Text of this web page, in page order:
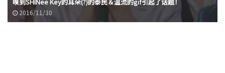
2016/11/30